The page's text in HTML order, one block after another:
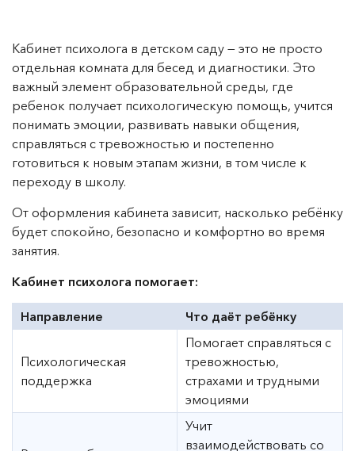
Кабинет психолога в детском саду — это не просто
отдельная комната для бесед и диагностики. Это
важный элемент образовательной среды, где
ребенок получает психологическую помощь, учится
понимать эмоции, развивать навыки общения,
справляться с тревожностью и постепенно
готовиться к новым этапам жизни, в том числе к
переходу в школу.
От оформления кабинета зависит, насколько ребёнку
будет спокойно, безопасно и комфортно во время
занятия.
Кабинет психолога помогает:
Направление Что даёт ребёнку
Психологическая
поддержка
Помогает справляться с
тревожностью,
страхами и трудными
эмоциями
Учит
взаимодействовать со